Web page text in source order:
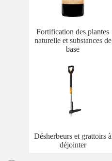
Fortification des plantes
naturelle et substances de
base
Désherbeurs et grattoirs à
déjointer